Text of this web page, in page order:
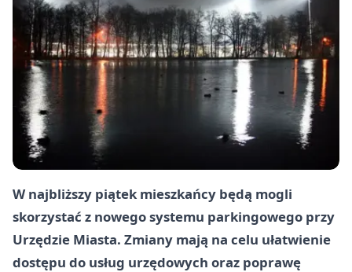
W najbliższy piątek mieszkańcy będą mogli
skorzystać z nowego systemu parkingowego przy
Urzędzie Miasta. Zmiany mają na celu ułatwienie
dostępu do usług urzędowych oraz poprawę